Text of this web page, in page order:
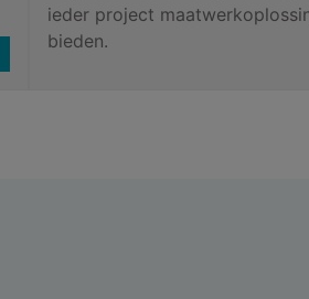
ieder project
bieden.